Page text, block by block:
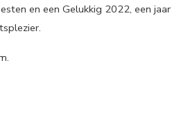
en een Gelukkig 2022, een jaar